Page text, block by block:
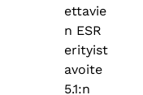
ettavie
n ESR
erityist
avoite
5.1:n